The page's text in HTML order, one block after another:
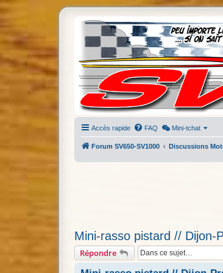
Accès rapide FAQ Mini-tchat
Forum SV650-SV1000 Discussions
Mini-rasso pistard // Dijon-
Répondre